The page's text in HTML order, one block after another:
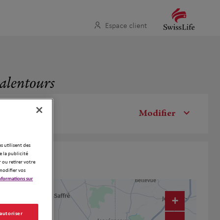
Espace client
Modifier
+
utilisent des
la publicité
ou retirer votre
vos
sur